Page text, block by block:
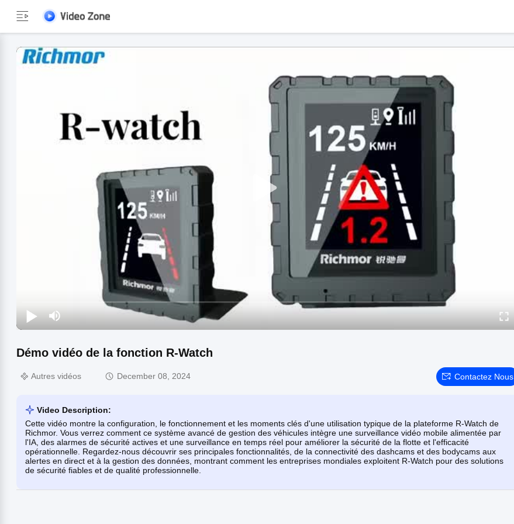
Démo vidéo de la fonction R-Watch
Autres vidéos December 08, 2024 Contactez Nous
Video Description:
Cette vidéo montre la configuration, le fonctionnement et les moments clés d'une utilisation typique de la plateforme R-Watch de
Richmor. Vous verrez comment ce système avancé de gestion des véhicules intègre une surveillance vidéo mobile alimentée par
l'IA, des alarmes de sécurité actives et une surveillance en temps réel pour améliorer la sécurité de la flotte et l'efficacité
opérationnelle. Regardez-nous découvrir ses principales fonctionnalités, de la connectivité des dashcams et des bodycams aux
alertes en direct et à la gestion des données, montrant comment les entreprises mondiales exploitent R-Watch pour des solutions
de sécurité fiables et de qualité professionnelle.